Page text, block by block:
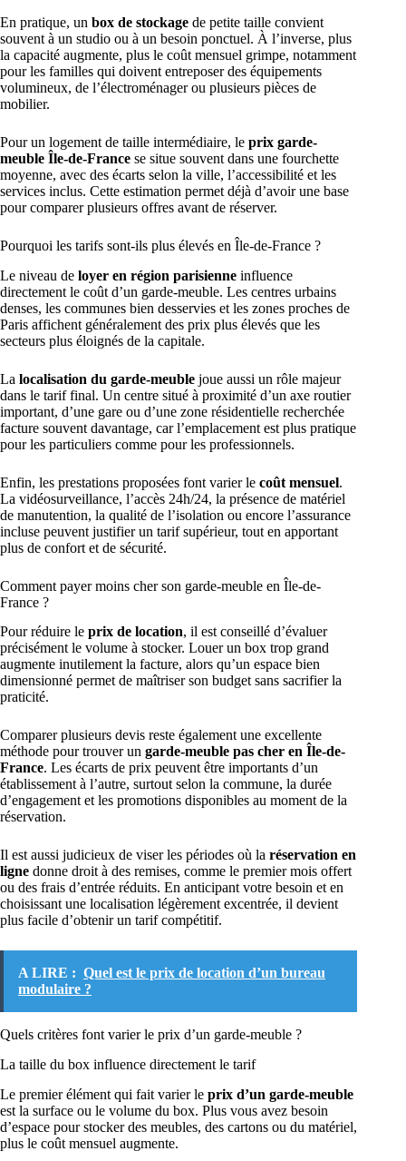
En pratique, un box de stockage de petite taille convient
souvent à un studio ou à un besoin ponctuel. À l’inverse, plus
la capacité augmente, plus le coût mensuel grimpe, notamment
pour les familles qui doivent entreposer des équipements
volumineux, de l’électroménager ou plusieurs pièces de
mobilier.
Pour un logement de taille intermédiaire, le prix garde-
meuble Île-de-France se situe souvent dans une fourchette
moyenne, avec des écarts selon la ville, l’accessibilité et les
services inclus. Cette estimation permet déjà d’avoir une base
pour comparer plusieurs offres avant de réserver.
Pourquoi les tarifs sont-ils plus élevés en Île-de-France ?
Le niveau de loyer en région parisienne influence
directement le coût d’un garde-meuble. Les centres urbains
denses, les communes bien desservies et les zones proches de
Paris affichent généralement des prix plus élevés que les
secteurs plus éloignés de la capitale.
La localisation du garde-meuble joue aussi un rôle majeur
dans le tarif final. Un centre situé à proximité d’un axe routier
important, d’une gare ou d’une zone résidentielle recherchée
facture souvent davantage, car l’emplacement est plus pratique
pour les particuliers comme pour les professionnels.
Enfin, les prestations proposées font varier le coût mensuel.
La vidéosurveillance, l’accès 24h/24, la présence de matériel
de manutention, la qualité de l’isolation ou encore l’assurance
incluse peuvent justifier un tarif supérieur, tout en apportant
plus de confort et de sécurité.
Comment payer moins cher son garde-meuble en Île-de-
France ?
Pour réduire le prix de location, il est conseillé d’évaluer
précisément le volume à stocker. Louer un box trop grand
augmente inutilement la facture, alors qu’un espace bien
dimensionné permet de maîtriser son budget sans sacrifier la
praticité.
Comparer plusieurs devis reste également une excellente
méthode pour trouver un garde-meuble pas cher en Île-de-
France. Les écarts de prix peuvent être importants d’un
établissement à l’autre, surtout selon la commune, la durée
d’engagement et les promotions disponibles au moment de la
réservation.
Il est aussi judicieux de viser les périodes où la réservation en
ligne donne droit à des remises, comme le premier mois offert
ou des frais d’entrée réduits. En anticipant votre besoin et en
choisissant une localisation légèrement excentrée, il devient
plus facile d’obtenir un tarif compétitif.
A LIRE : Quel est le prix de location d’un bureau
modulaire ?
Quels critères font varier le prix d’un garde-meuble ?
La taille du box influence directement le tarif
Le premier élément qui fait varier le prix d’un garde-meuble
est la surface ou le volume du box. Plus vous avez besoin
d’espace pour stocker des meubles, des cartons ou du matériel,
plus le coût mensuel augmente.